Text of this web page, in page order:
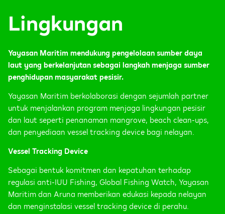
Lingkungan
Yayasan Maritim mendukung pengelolaan sumber daya
laut yang berkelanjutan sebagai langkah menjaga sumber
penghidupan masyarakat pesisir.
Yayasan Maritim berkolaborasi dengan sejumlah partner
untuk menjalankan program menjaga lingkungan pesisir
dan laut seperti penanaman mangrove, beach clean-ups,
dan penyediaan vessel tracking device bagi nelayan.
Vessel Tracking Device
Sebagai bentuk komitmen dan kepatuhan terhadap
regulasi anti-IUU Fishing, Global Fishing Watch, Yayasan
Maritim dan Aruna memberikan edukasi kepada nelayan
dan menginstalasi vessel tracking device di perahu.